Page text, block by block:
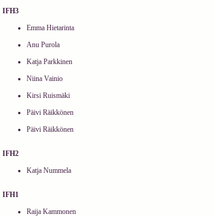
IFH3
Emma Hietarinta
Anu Purola
Katja Parkkinen
Niina Vainio
Kirsi Ruismäki
Päivi Räikkönen
Päivi Räikkönen
IFH2
Katja Nummela
IFH1
Raija Kammonen